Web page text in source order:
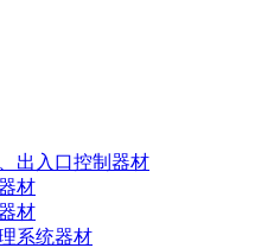
出入口控制器材
材
材
系统器材